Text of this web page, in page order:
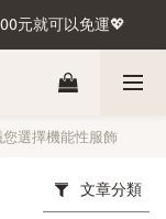
元就可以免運🛬
元就可以免運💖
元就可以免運🛬
選擇機能性服飾
文章分類